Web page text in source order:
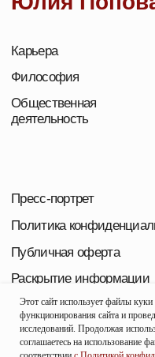
Этот сайт использует файлы
функционирования сайта и
исследований. Продолжая
соглашаетесь на использование